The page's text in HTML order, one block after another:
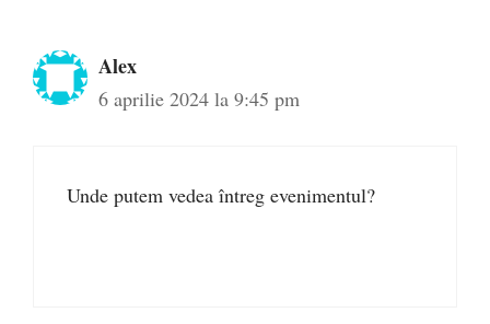
Alex
6 aprilie 2024 la 9:45 pm
Unde putem vedea întreg evenimentul?